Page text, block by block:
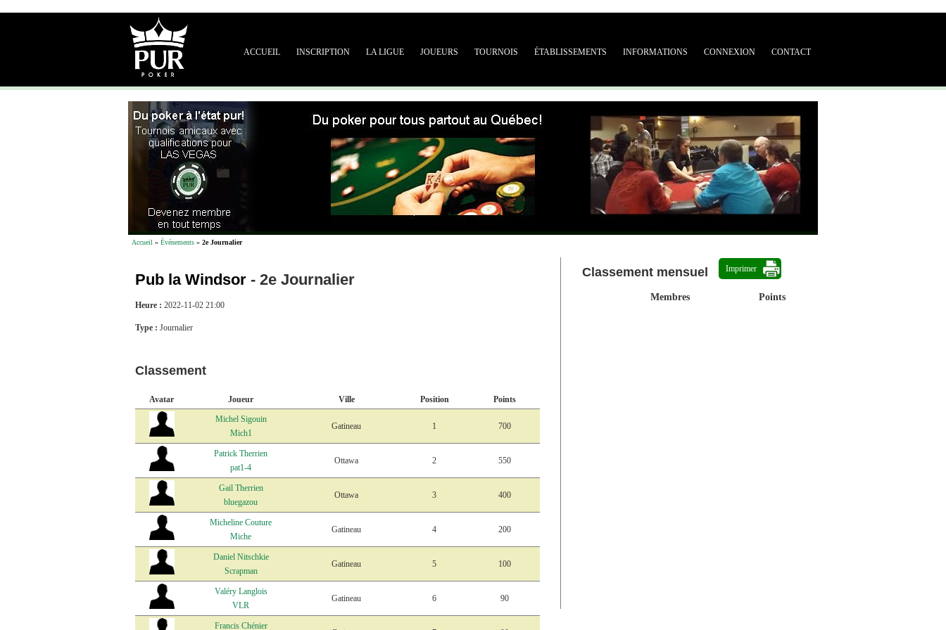
ACCUEIL INSCRIPTION LA LIGUE JOUEURS TOURNOIS ÉTABLISSEMENTS INFORMATIONS CONNEXION CONTACT
Accueil » Événements » 2e Journalier
Pub la Windsor - 2e Journalier
Heure : 2022-11-02 21:00
Type : Journalier
Classement
Avatar Joueur Ville Position
Points
Michel Sigouin
Mich1
Gatineau 1 700
Patrick Therrien
pat1-4
Ottawa 2 550
Gail Therrien
bluegazou
Ottawa 3 400
Micheline Couture
Miche
Gatineau 4 200
Daniel Nitschkie
Scrapman
Gatineau 5 100
Valéry Langlois
VLR
Gatineau 6 90
Francis Chénier
Classement mensuel Imprimer
Membres Points